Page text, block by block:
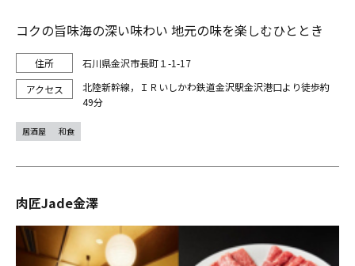
コクの旨味海の深い味わい 地元の味を楽しむひととき
石川県金沢市長町１-1-17
北陸新幹線，ＩＲいしかわ鉄道金沢駅金沢港口より徒歩約
49分
居酒屋 和食
肉匠Jade金澤